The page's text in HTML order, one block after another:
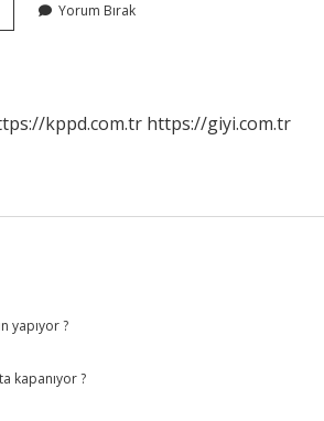
Yorum Bırak
kppd.com.tr https://giyi.com.tr
yapıyor ?
kapanıyor ?